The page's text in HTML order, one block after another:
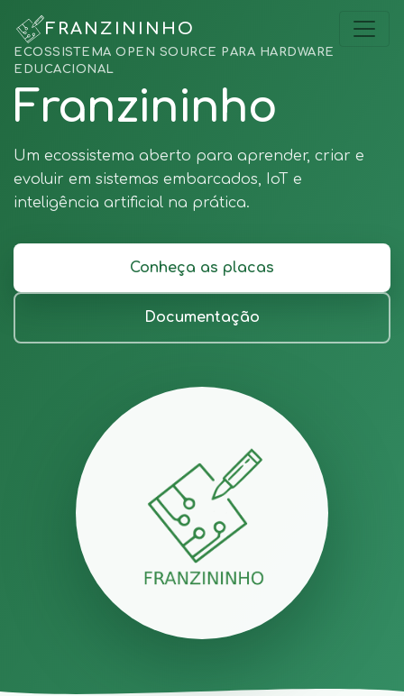
FRANZININHO
ECOSSISTEMA OPEN SOURCE PARA HARDWARE
EDUCACIONAL
Franzininho
Um ecossistema aberto para aprender, criar e
evoluir em sistemas embarcados, IoT e
inteligência artificial na prática.
Conheça as placas
Documentação